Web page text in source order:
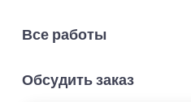
Все работы
Обсудить заказ